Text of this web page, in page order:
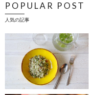
POPULAR POST
人気の記事